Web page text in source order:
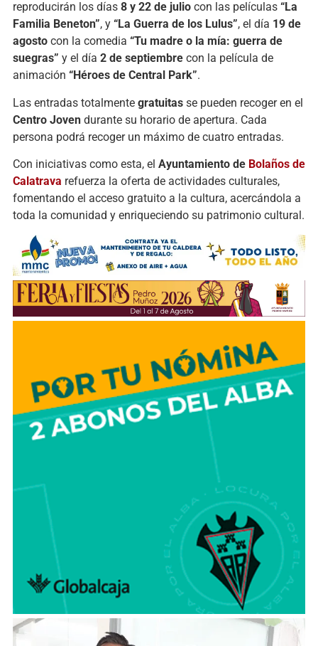
reproducirán los días 8 y 22 de juliocon las películas “La
Familia Beneton”, y “La Guerra de los Lulus”, el día 19 de
agostocon la comedia “Tu madre o la mía: guerra de
suegras” y el día 2 de septiembrecon la película de
animación “Héroes de Central Park”.
Las entradas totalmente gratuitasse pueden recoger en el
Centro Jovendurante su horario de apertura. Cada
persona podrá recoger un máximo de cuatro entradas.
Con iniciativas como esta, el Ayuntamiento deBolaños de
Calatrava refuerza la oferta de actividades culturales,
fomentando el acceso gratuito a la cultura, acercándola a
toda la comunidad y enriqueciendo su patrimonio cultural.